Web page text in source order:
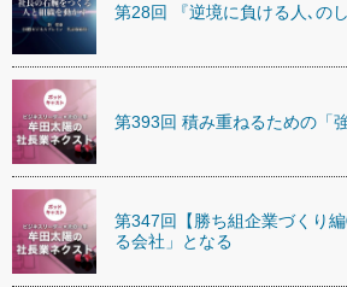
第28回 『逆境に負ける人､のし
第393回 積み重ねるための「
第347回【勝ち組企業づくり
る会社」となる